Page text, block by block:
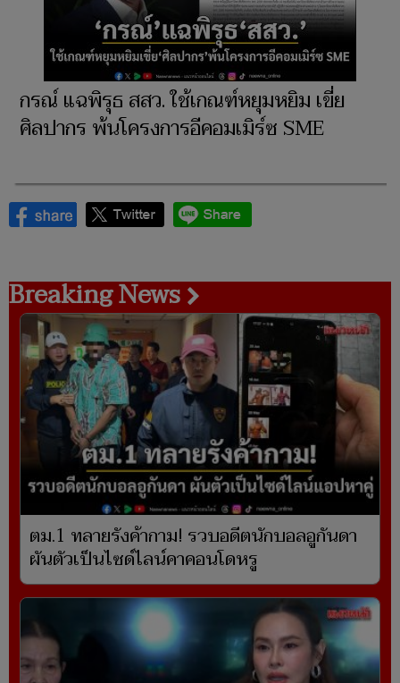
กรณ์ แฉพิรุธ สสว. ใช้เกณฑ์หยุมหยิม เขี่ย
ศิลปากร พ้นโครงการอีคอมเมิร์ซ SME
Breaking News
ตม.1 ทลายรังค้ากาม! รวบอดีตนักบอลอูกันดา
ผันตัวเป็นไซด์ไลน์คาคอนโดหรู